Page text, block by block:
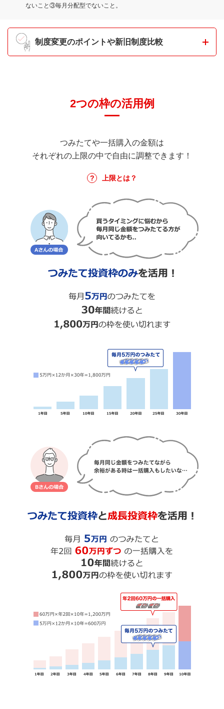
ないこと③毎月分配型でないこと。
制度変更のポイントや新旧制度比較
POINT 1
2024年以降、NISA制度期間および
非課税期間が無期限化
年間の投資上限額・非課税保有限度額が
拡大！つみたて投資枠・成長投資枠が同時
各枠の対象商品は当行で取り扱う投資信託のうち、一定の
条件を満たすものが対象になります。
POINT 3
成長投資枠は、3つの条件を満たした
長期資産運用に適したファンドが対象
信託期間が20年以上または無期限であること
一定のデリバティブ取引が用いられていないこと
2つの枠の活用例
つみたてや一括購入の金額は
それぞれの上限の中で自由に調整できます！
上限とは？